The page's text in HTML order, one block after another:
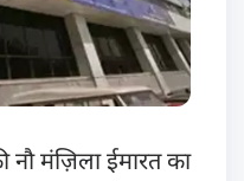
मंज़िला ईमारत का